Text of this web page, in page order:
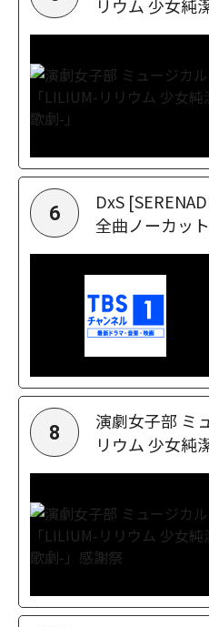
リウム 少女純
6
DxS
全曲ノーカッ
8
演劇女子部 ミ
リウム 少女純